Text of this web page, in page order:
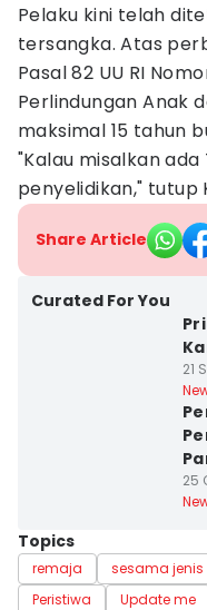
Pelaku kini telah
tersangka. Atas
Pasal 82 UU RI
Perlindungan Anak
maksimal 15 tahun
"Kalau misalkan
penyelidikan," tutup
Share Article
Curated For You
21
25
Topics
remaja sesama jenis
Peristiwa
Update me